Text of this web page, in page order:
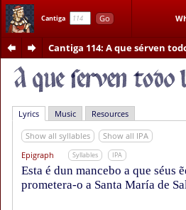
Cantiga Go
Cantiga 114: A que sérven
Lyrics Music Resources
Show all syllables
Show all IPA
Epigraph
Syllables IPA
Esta é dun mancebo a que séus
prometera-o a Santa María de